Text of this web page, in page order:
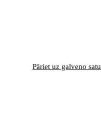
Pāriet uz galveno